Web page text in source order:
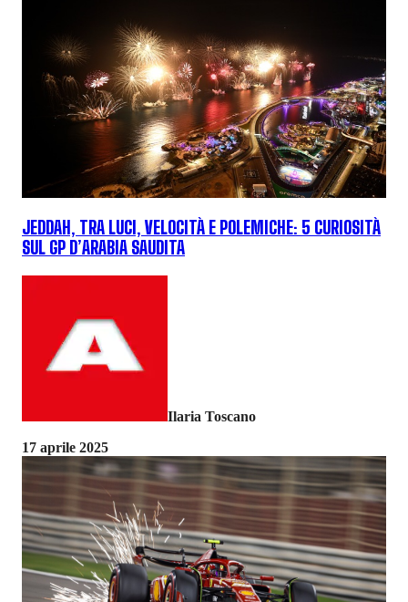
JEDDAH, TRA LUCI, VELOCITÀ E POLEMICHE: 5 CURIOSITÀ
SUL GP D’ARABIA SAUDITA
Ilaria Toscano
17 aprile 2025